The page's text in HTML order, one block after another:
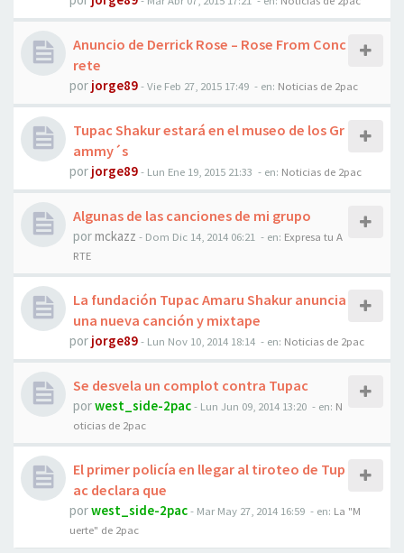
Anuncio de Derrick Rose – Rose From Conc
rete
por jorge89-Vie Feb 27, 2015 17:49 - en: Noticias de 2pac
Tupac Shakur estará en el museo de los Gr
ammy´s
por jorge89- Lun Ene 19, 2015 21:33 - en: Noticias de 2pac
Algunas de las canciones de mi grupo
pormckazz - Dom Dic 14, 2014 06:21 - en: Expresa tu A
RTE
La fundación Tupac Amaru Shakur anuncia
una nueva canción y mixtape
por jorge89- Lun Nov 10, 2014 18:14 - en: Noticias de 2pac
Se desvela un complot contra Tupac
porwest_side-2pac- Lun Jun 09, 2014 13:20 - en: N
oticias de 2pac
El primer policía en llegar al tiroteo de Tup
ac declara que
porwest_side-2pac- Mar May 27, 2014 16:59 - en: La "M
uerte" de 2pac